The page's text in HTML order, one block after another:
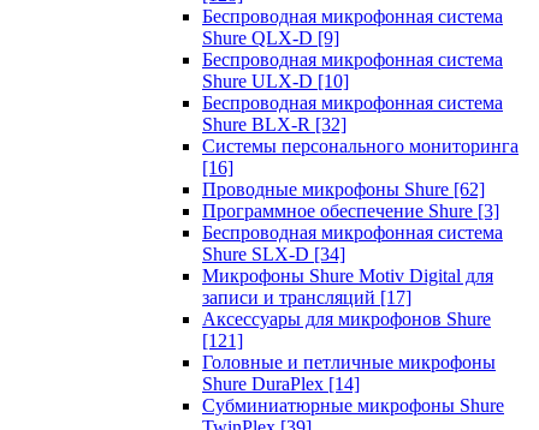
Беспроводная микрофонная система
Shure QLX-D [9]
Беспроводная микрофонная система
Shure ULX-D [10]
Беспроводная микрофонная система
Shure BLX-R [32]
Системы персонального мониторинга
[16]
Проводные микрофоны Shure [62]
Программное обеспечение Shure [3]
Беспроводная микрофонная система
Shure SLX-D [34]
Микрофоны Shure Motiv Digital для
записи и трансляций [17]
Аксессуары для микрофонов Shure
[121]
Головные и петличные микрофоны
Shure DuraPlex [14]
Субминиатюрные микрофоны Shure